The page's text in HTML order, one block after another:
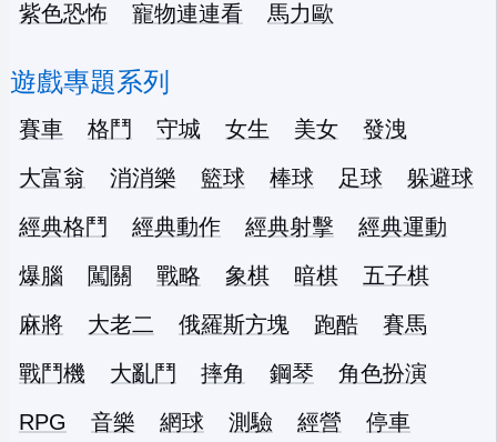
紫色恐怖
寵物連連看 馬力歐
遊戲專題系列
賽車 格鬥 守城 女生 美女
發洩
大富翁
消消樂 籃球 棒球 足球
躲避球
經典格鬥
經典動作 經典射擊
經典運動
爆腦
闖關 戰略 象棋 暗棋
五子棋
麻將
大老二 俄羅斯方塊 跑酷
賽馬
戰鬥機
大亂鬥 摔角 鋼琴
角色扮演
RPG
音樂 網球 測驗 經營
停車